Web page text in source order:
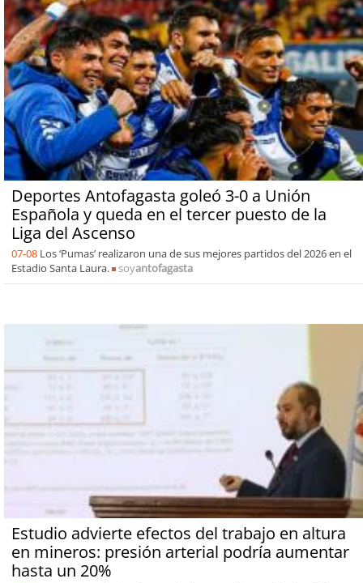
Deportes Antofagasta goleó 3-0 a Unión
Española y queda en el tercer puesto de la
Liga del Ascenso
07-08 Los ‘Pumas’ realizaron una de sus mejores partidos del 2026 en el
Estadio Santa Laura.
soyantofagasta
Estudio advierte efectos del trabajo en altura
en mineros: presión arterial podría aumentar
hasta un 20%